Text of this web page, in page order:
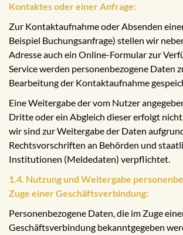
Kontaktes oder einer Anfrage:
Zur Kontaktaufnahme oder Absenden
Beispiel Buchungsanfrage) stellen wir
Adresse auch ein Online-Formular zur
Service werden personenbezogene Daten
Bearbeitung der Kontaktaufnahme
Eine Weitergabe der vom Nutzer
Dritte oder ein Abgleich dieser erfolgt
wir sind zur Weitergabe der Daten
Rechtsvorschriften an Behörden und
Institutionen (Meldedaten) verpflichtet.
1.4. Nutzung und Weitergabe
Zuge einer Geschäftsverbindung:
Personenbezogene Daten, die im Zuge
Geschäftsverbindung bekanntgegeben